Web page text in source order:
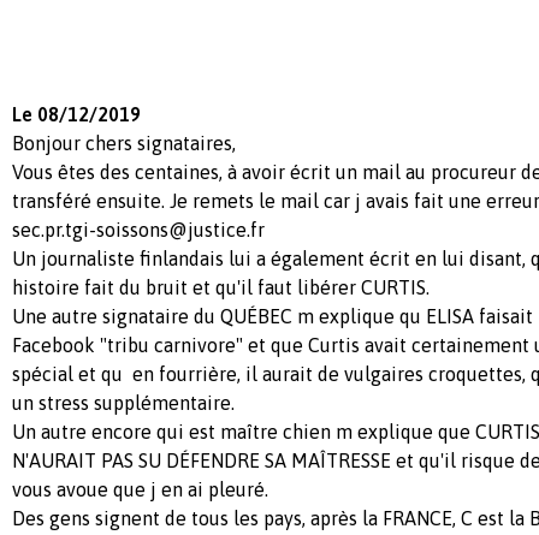
Le 08/12/2019
Bonjour chers signataires,
Vous êtes des centaines, à avoir écrit un mail au procureur
transféré ensuite. Je remets le mail car j avais fait une
sec.pr.tgi-soissons@justice.fr
Un journaliste finlandais lui a également écrit en lui disant,
histoire fait du bruit et qu'il faut libérer CURTIS.
Une autre signataire du QUÉBEC m explique qu ELISA
Facebook "tribu carnivore" et que Curtis avait
spécial et qu en fourrière, il aurait de vulgaires croquettes,
un stress supplémentaire.
Un autre encore qui est maître chien m explique que
N'AURAIT PAS SU DÉFENDRE SA MAÎTRESSE et qu'il risque
vous avoue que j en ai pleuré.
Des gens signent de tous les pays, après la FRANCE, C est la